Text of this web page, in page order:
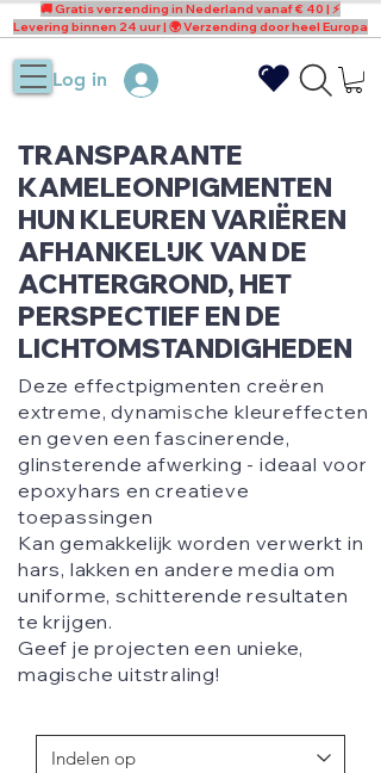
Log in
🚚 Gratis verzending in Nederland vanaf € 40 | ⚡
Levering binnen 24 uur | 🌍 Verzending door heel Europa
TRANSPARANTE
KAMELEONPIGMENTEN
HUN KLEUREN VARIËREN
AFHANKELIJK VAN DE
ACHTERGROND, HET
PERSPECTIEF EN DE
LICHTOMSTANDIGHEDEN
Deze effectpigmenten creëren
extreme, dynamische kleureffecten
en geven een fascinerende,
glinsterende afwerking - ideaal voor
epoxyhars en creatieve
toepassingen
Kan gemakkelijk worden verwerkt in
hars, lakken en andere media om
uniforme, schitterende resultaten
te krijgen.
Geef je projecten een unieke,
magische uitstraling!